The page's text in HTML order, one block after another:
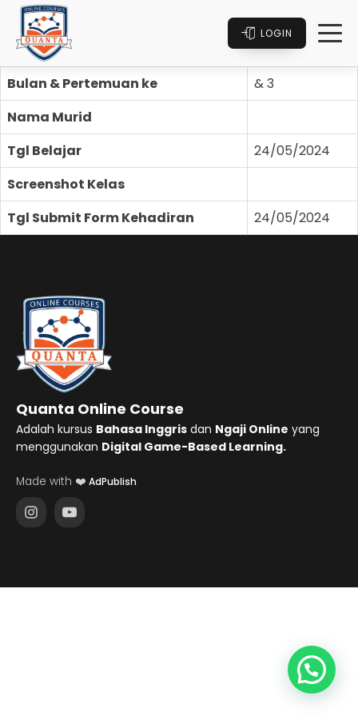
LOGIN
Bulan & Pertemuan ke
& 3
Nama Murid
Tgl Belajar
24/05/2024
Screenshot Kelas
Tgl Submit Form Kehadiran
24/05/2024
Quanta Online Course
Adalah kursus Bahasa Inggris dan Ngaji Online yang
menggunakan Digital Game-Based Learning.
Made with ❤️ AdPublish